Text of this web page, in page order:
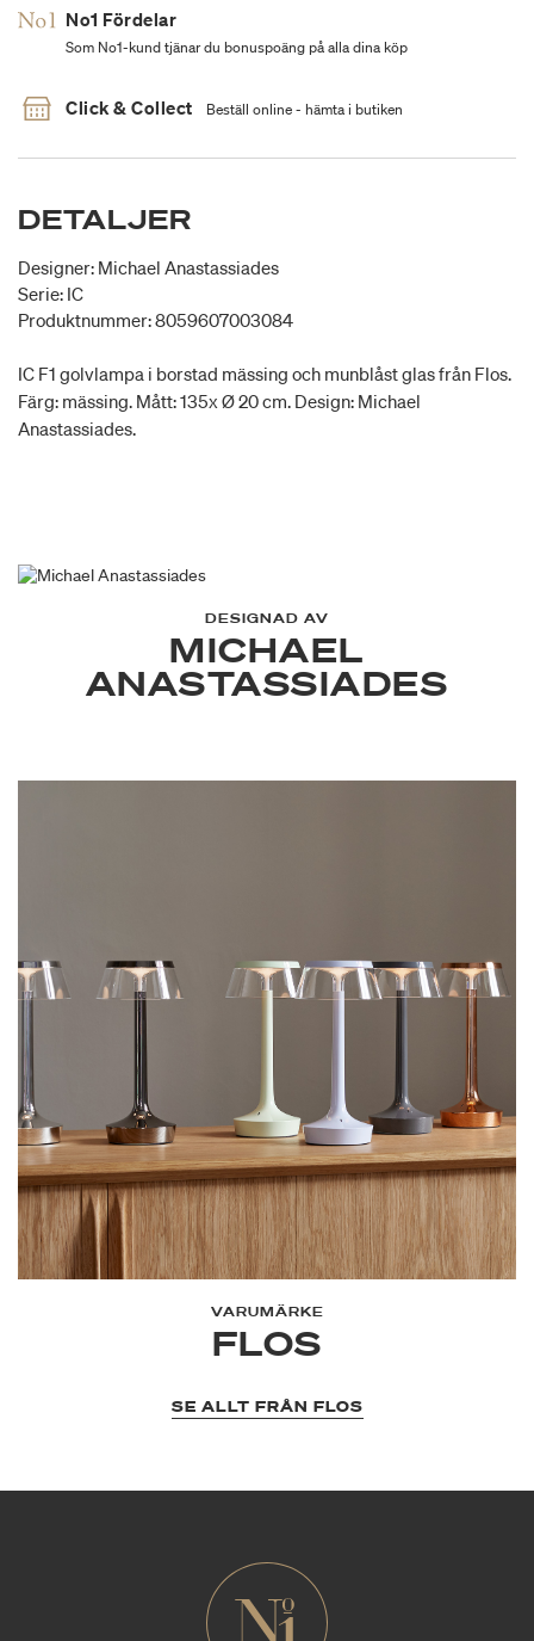
No1 Fördelar
Som No1-kund tjänar du bonuspoäng på alla dina köp
Click & Collect Beställ online - hämta i butiken
DETALJER
Designer: Michael Anastassiades
Serie: IC
Produktnummer: 8059607003084
IC F1 golvlampa i borstad mässing och munblåst glas från Flos.
Färg: mässing. Mått: 135x Ø 20 cm. Design: Michael
Anastassiades.
DESIGNAD AV
MICHAEL
ANASTASSIADES
VARUMÄRKE
FLOS
SE ALLT FRÅN FLOS